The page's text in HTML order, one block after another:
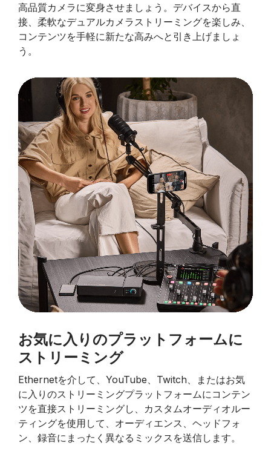
高品質カメラに変身させましょう。デバイスから直
接、柔軟なデュアルカメラストリーミングを楽しみ、
コンテンツを手軽に新たな高みへと引き上げましょ
う。
お気に入りのプラットフォームに
ストリーミング
Ethernetを介して、YouTube、Twitch、またはお気
に入りのストリーミングプラットフォームにコンテン
ツを直接ストリーミングし、カスタムオーディオルー
ティングを使用して、オーディエンス、ヘッドフォ
ン、録音にまったく異なるミックスを送信します。